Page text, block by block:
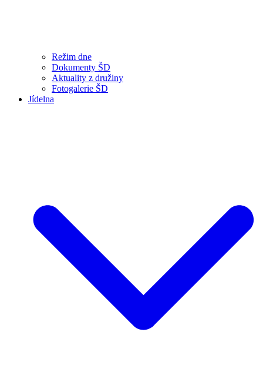
Režim dne
Dokumenty ŠD
Aktuality z družiny
Fotogalerie ŠD
Jídelna